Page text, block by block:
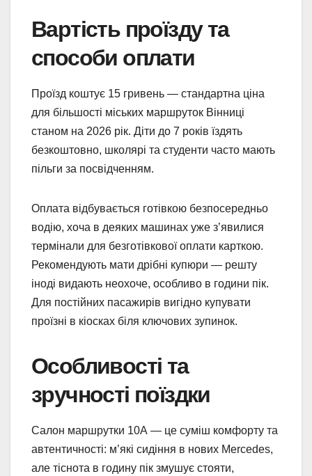
Вартість проїзду та
способи оплати
Проїзд коштує 15 гривень — стандартна ціна
для більшості міських маршруток Вінниці
станом на 2026 рік. Діти до 7 років їздять
безкоштовно, школярі та студенти часто мають
пільги за посвідченням.
Оплата відбувається готівкою безпосередньо
водію, хоча в деяких машинах уже з’явилися
термінали для безготівкової оплати карткою.
Рекомендують мати дрібні купюри — решту
іноді видають неохоче, особливо в години пік.
Для постійних пасажирів вигідно купувати
проїзні в кіосках біля ключових зупинок.
Особливості та
зручності поїздки
Салон маршрутки 10А — це суміш комфорту та
автентичності: м’які сидіння в нових Mercedes,
але тіснота в годину пік змушує стояти,